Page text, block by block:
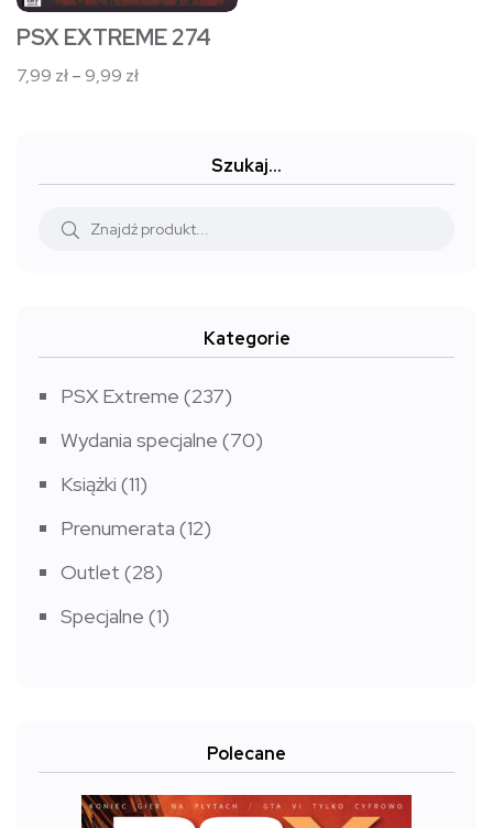
stronie
PSX EXTREME 274
7,99 zł–9,99 złZakres
do
Szukaj…
Kategorie
PSX Extreme (237)
Wydania specjalne (70)
Książki (11)
Prenumerata (12)
Outlet (28)
Specjalne (1)
Polecane